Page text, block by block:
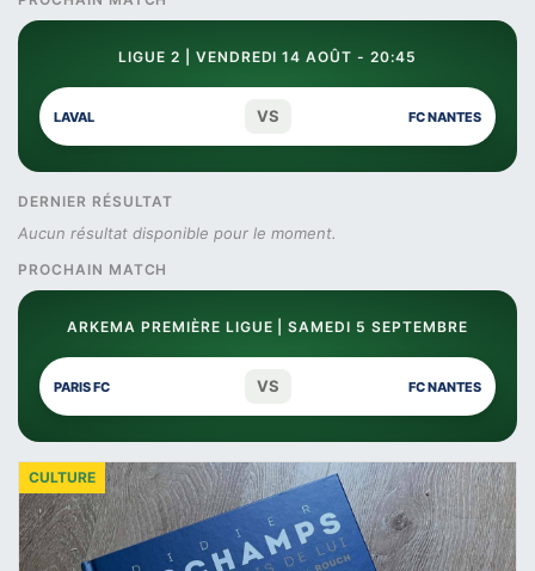
LIGUE 2 | VENDREDI 14 AOÛT - 20:45
LAVAL VS FC NANTES
DERNIER RÉSULTAT
Aucun résultat disponible pour le moment.
PROCHAIN MATCH
ARKEMA PREMIÈRE LIGUE | SAMEDI 5 SEPTEMBRE
PARIS FC VS FC NANTES
CULTURE